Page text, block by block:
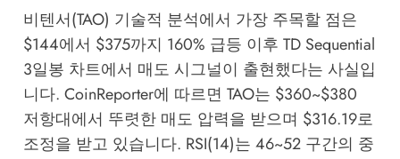
비텐서(TAO) 기술적 분석에서 가장 주목할 점은
$144에서 $375까지 160% 급등 이후 TD Sequential
3일봉 차트에서 매도 시그널이 출현했다는 사실입
니다. CoinReporter에 따르면 TAO는 $360~$380
저항대에서 뚜렷한 매도 압력을 받으며 $316.19로
조정을 받고 있습니다. RSI(14)는 46~52 구간의 중